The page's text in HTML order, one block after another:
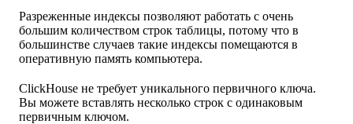
Разреженные индексы позволяют работать с очень
большим количеством строк таблицы, потому что в
большинстве случаев такие индексы помещаются в
оперативную память компьютера.
ClickHouse не требует уникального первичного ключа.
Вы можете вставлять несколько строк с одинаковым
первичным ключом.